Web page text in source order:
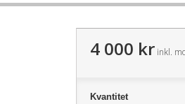
4 000 krinkl.
Kvantitet